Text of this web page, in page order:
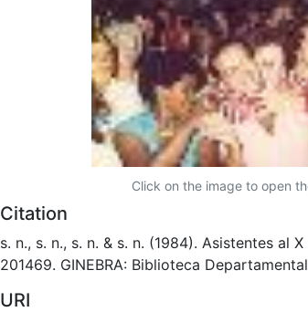
Click on the image to open
Citation
s. n., s. n., s. n. & s. n. (1984). Asistentes al
201469. GINEBRA: Biblioteca
URI